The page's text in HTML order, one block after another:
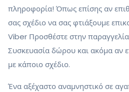
πληροφορία! Όπως επίσης αν
σας σχέδιο να σας φτιάξουμε
Viber Προσθέστε στην
Συσκευασία δώρου και ακόμα αν
με κάποιο σχέδιο.
Ένα αξέχαστο αναμνηστικό σε